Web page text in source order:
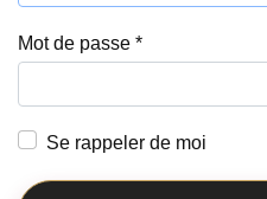
Mot de passe *
Se rappeler de moi